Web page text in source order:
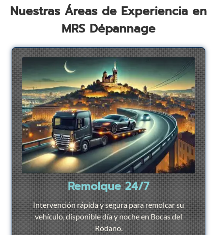
Nuestras Áreas de Experiencia en
MRS Dépannage
Remolque 24/7
Intervención rápida y segura para remolcar su
vehículo, disponible día y noche en Bocas del
Ródano.